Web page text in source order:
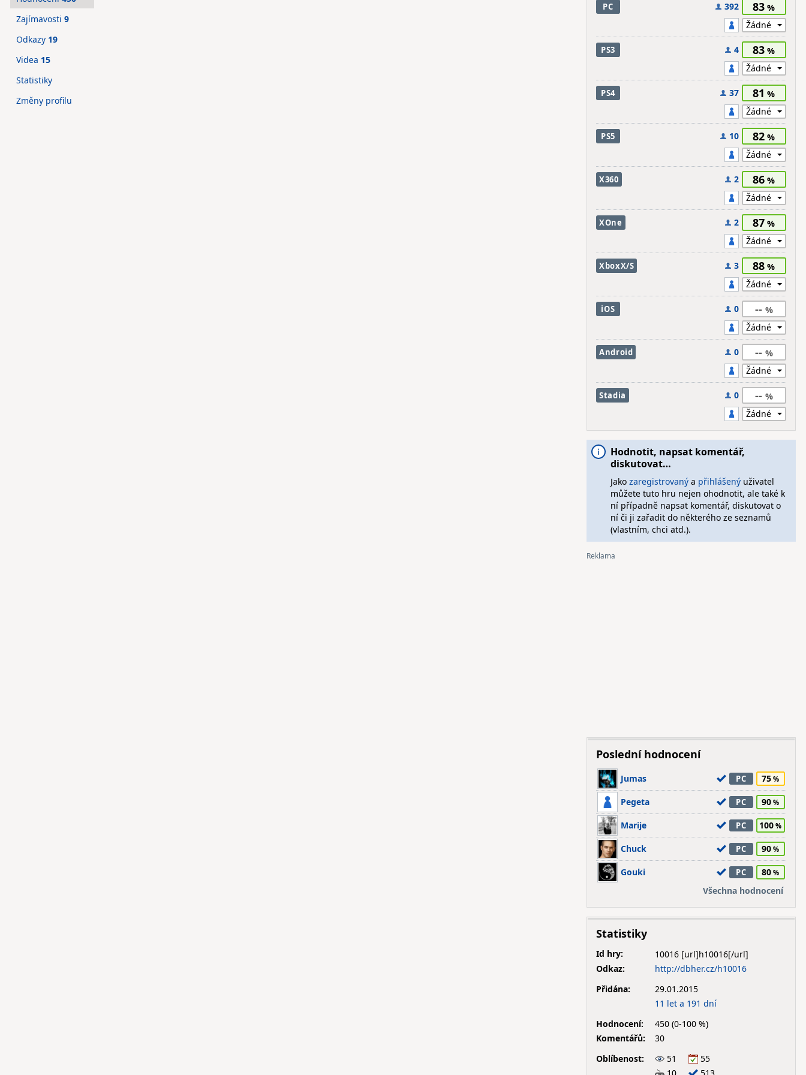
Zajímavosti 9
Odkazy 19
Videa 15
Statistiky
Změny profilu
PC 392 83
PS3 4 83
PS4 37 81
PS5 10 82
X360 2 86
XOne 2 87
XboxX/S 3 88
iOS 0 --
Android 0 --
Stadia 0 --
Hodnotit, napsat komentář,
diskutovat…
Jako zaregistrovanýa přihlášenýuživatel
můžete tuto hru nejen ohodnotit, ale také k
ní případně napsat komentář, diskutovat o
ní či ji zařadit do některého ze seznamů
(vlastním, chci atd.).
Poslední hodnocení
Jumas PC 75
Pegeta PC 90
Marije PC 100
Chuck PC 90
Gouki PC
80
Všechna hodnocení
Statistiky
Id hry:
10016
Odkaz:
http://dbher.cz/h10016
Přidána:
29.01.2015
11 let a 191 dní
Hodnocení:
450 (0-100 %)
Komentářů:
30
Oblíbenost:
51
55
10
513